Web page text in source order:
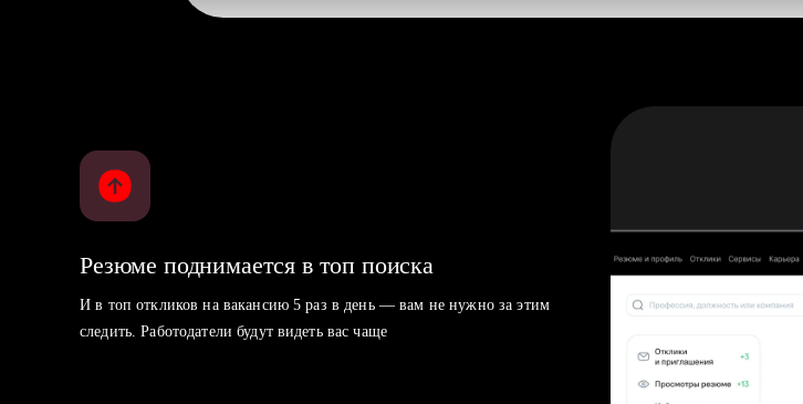
Резюме поднимается в топ поиска
И в топ откликов на вакансию 5 раз в день — вам не нужно за этим
следить. Работодатели будут видеть вас чаще